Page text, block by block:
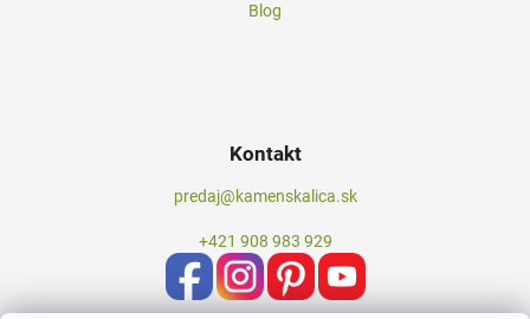
Blog
Kontakt
predaj@kamenskalica.sk
+421 908 983 929